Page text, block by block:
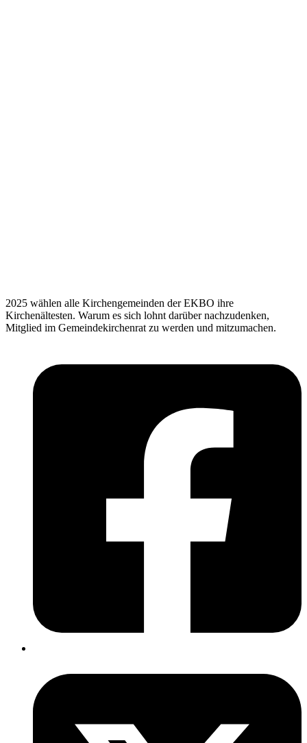
2025 wählen alle Kirchengemeinden der EKBO ihre
Kirchenältesten. Warum es sich lohnt darüber nachzudenken,
Mitglied im Gemeindekirchenrat zu werden und mitzumachen.